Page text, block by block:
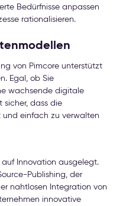
Bedürfnisse anpassen
rationalisieren.
von Pimcore unterstützt
Egal, ob Sie
wachsende digitale
sicher, dass die
und einfach zu verwalten
auf Innovation ausgelegt.
Publishing, der
nahtlosen Integration von
innovative